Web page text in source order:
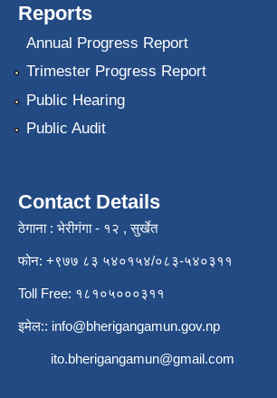
Reports
Annual Progress Report
Trimester Progress Report
Public Hearing
Public Audit
Contact Details
ठेगाना : भेरीगंगा - १२ , सुर्खेत
फोन: +९७७ ८३ ५४०१५४/०८३-५४०३११
Toll Free: १८१०५०००३११
इमेल:: info@bherigangamun.gov.np
ito.bherigangamun@gmail.com